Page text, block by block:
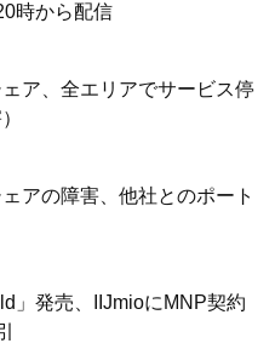
時から配信
ア、全エリアでサービス停
アの障害、他社とのポート
」発売、IIJmioにMNP契約